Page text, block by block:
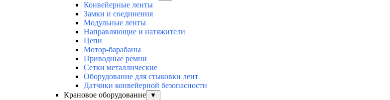
Конвейерные ленты
Замки и соединения
Модульные ленты
Направляющие и натяжители
Цепи
Мотор-барабаны
Приводные ремни
Сетки металлические
Оборудование для стыковки лент
Датчики конвейерной безопасности
Крановое оборудование
▼